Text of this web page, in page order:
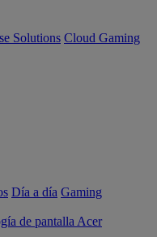
Solutions Cloud Gaming
Día a día Gaming
de pantalla Acer